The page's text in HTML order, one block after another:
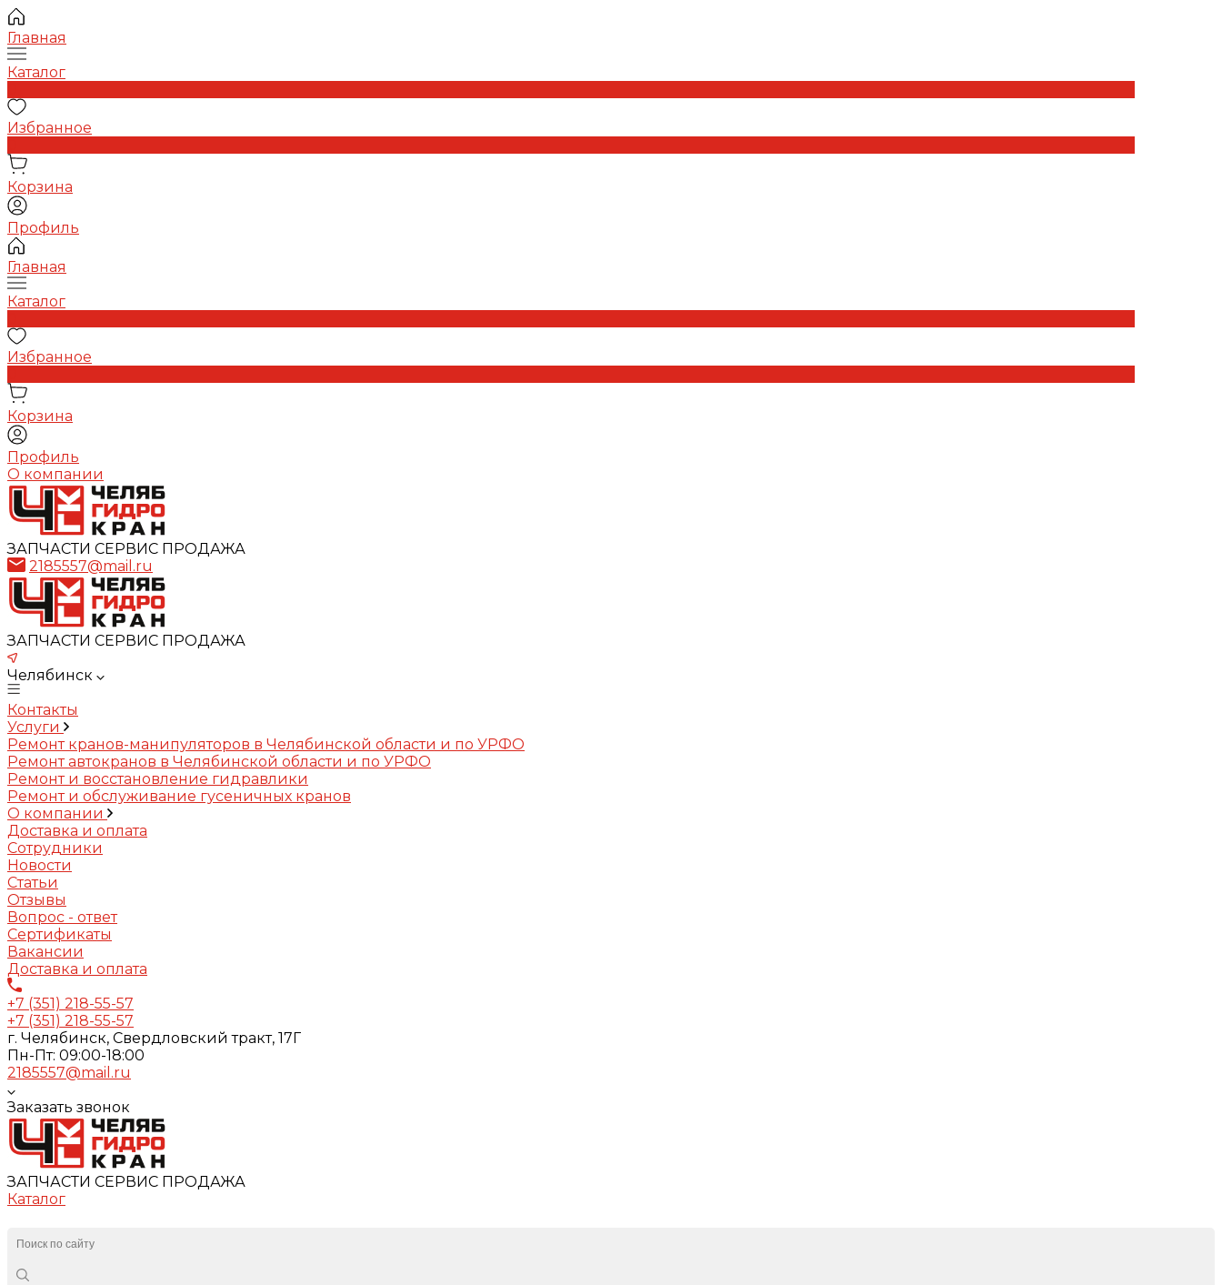
Главная
Каталог
Избранное
Корзина
Профиль
Главная
Каталог
Избранное
Корзина
Профиль
О компании
ЗАПЧАСТИ СЕРВИС ПРОДАЖА
2185557@mail.ru
ЗАПЧАСТИ СЕРВИС ПРОДАЖА
Челябинск
Контакты
Услуги
Ремонт кранов-манипуляторов в Челябинской области и по УРФО
Ремонт автокранов в Челябинской области и по УРФО
Ремонт и восстановление гидравлики
Ремонт и обслуживание гусеничных кранов
О компании
Доставка и оплата
Сотрудники
Новости
Статьи
Отзывы
Вопрос - ответ
Сертификаты
Вакансии
Доставка и оплата
+7 (351) 218-55-57
+7 (351) 218-55-57
г. Челябинск, Свердловский тракт, 17Г
Пн-Пт: 09:00-18:00
2185557@mail.ru
Заказать звонок
ЗАПЧАСТИ СЕРВИС ПРОДАЖА
Каталог